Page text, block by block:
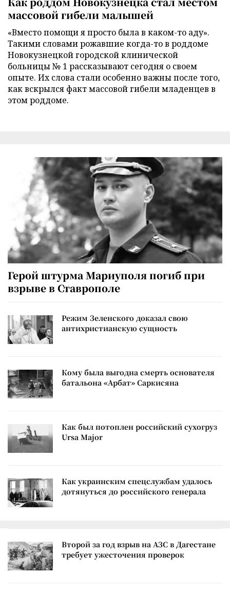
массовой гибели малышей
«Вместо помощи я просто была в каком-то аду».
Такими словами рожавшие когда-то в роддоме
Новокузнецкой городской клинической
больницы № 1 рассказывают сегодня о своем
опыте. Их слова стали особенно важны после того,
как вскрылся факт массовой гибели младенцев в
этом роддоме.
Герой штурма Мариуполя погиб при
взрыве в Ставрополе
Режим Зеленского доказал свою
антихристианскую сущность
Кому была выгодна смерть основателя
батальона «Арбат» Саркисяна
Как был потоплен российский сухогруз
Ursa Major
Как украинским спецслужбам удалось
дотянуться до российского генерала
Второй за год взрыв на АЗС в Дагестане
требует ужесточения проверок